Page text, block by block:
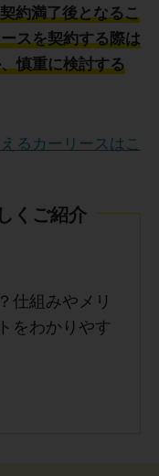
約満了後となるこ
スを契約する際は
慎重に検討する
るカーリースはこ
くご紹介
仕組みやメリ
をわかりやす